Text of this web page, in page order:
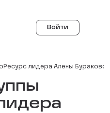
Войти
лидера Алены Бураковой